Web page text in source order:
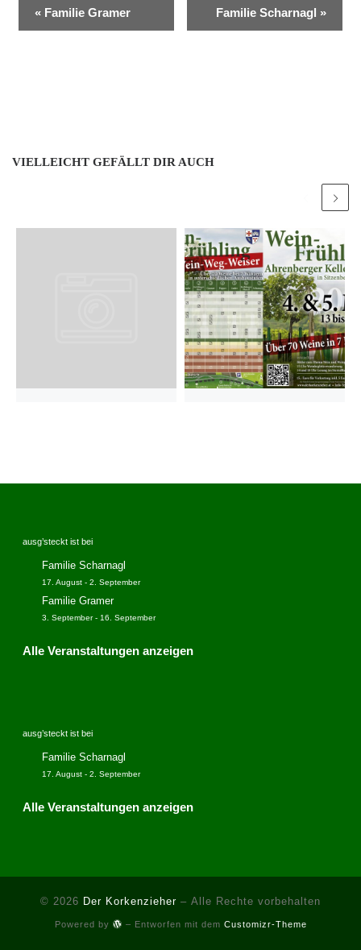
« Familie Gramer Familie Scharnagl »
VIELLEICHT GEFÄLLT DIR AUCH
ausg’steckt ist bei
Familie Scharnagl
17. August- 2. September
Familie Gramer
3. September- 16. September
Alle Veranstaltungen anzeigen
ausg’steckt ist bei
Familie Scharnagl
17. August- 2. September
Alle Veranstaltungen anzeigen
© 2026 Der Korkenzieher – Alle Rechte vorbehalten
Powered by – Entworfen mit dem Customizr-Theme